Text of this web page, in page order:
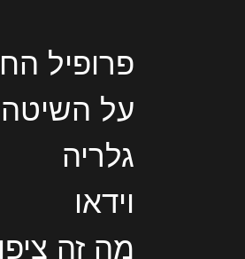
פרופיל
על
גלריה
וידאו
מה זה